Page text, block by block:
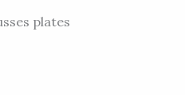
plates